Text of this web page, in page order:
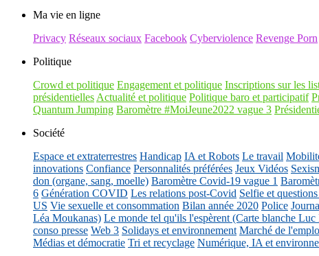
Ma vie en ligne
Privacy Réseaux sociaux Facebook Cyberviolence Revenge Porn
Politique
Crowd et politique Engagement et politique Inscriptions sur les
présidentielles Actualité et politique Politique baro et participatif
Quantum Jumping Baromètre #MoiJeune2022 vague 3
Société
Espace et extraterrestres Handicap IA et Robots Le travail
innovations Confiance Personnalités préférées Jeux Vidéos
don (organe, sang, moelle) Baromètre Covid-19 vague 1
6 Génération COVID Les relations post-Covid Selfie et
US Vie sexuelle et consommation Bilan année 2020 Police
Léa Moukanas) Le monde tel qu'ils l'espèrent (Carte blanche
conso presse Web 3 Solidays et environnement Marché de
Médias et démocratie Tri et recyclage Numérique, IA et